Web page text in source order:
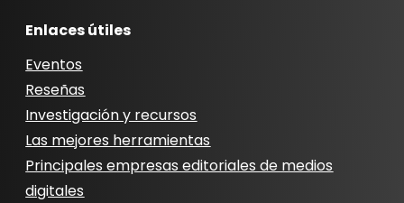
Enlaces útiles
Eventos
Reseñas
Investigación y recursos
Las mejores herramientas
Principales empresas editoriales de medios
digitales